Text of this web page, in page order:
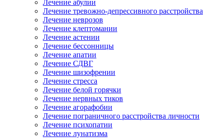
Лечение абулии
Лечение тревожно-депрессивного расстройства
Лечение неврозов
Лечение клептомании
Лечение астении
Лечение бессонницы
Лечение апатии
Лечение СДВГ
Лечение шизофрении
Лечение стресса
Лечение белой горячки
Лечение нервных тиков
Лечение агорафобии
Лечение пограничного расстройства личности
Лечение психопатии
Лечение лунатизма